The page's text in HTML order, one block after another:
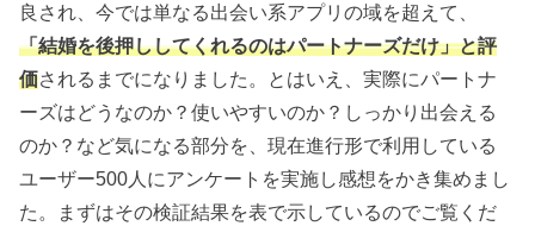
良され、今では単なる出会い系アプリの域を超えて、
「結婚を後押ししてくれるのはパートナーズだけ」と評
価されるまでになりました。とはいえ、実際にパートナ
ーズはどうなのか？使いやすいのか？しっかり出会える
のか？など気になる部分を、現在進行形で利用している
ユーザー500人にアンケートを実施し感想をかき集めまし
た。まずはその検証結果を表で示しているのでご覧くだ